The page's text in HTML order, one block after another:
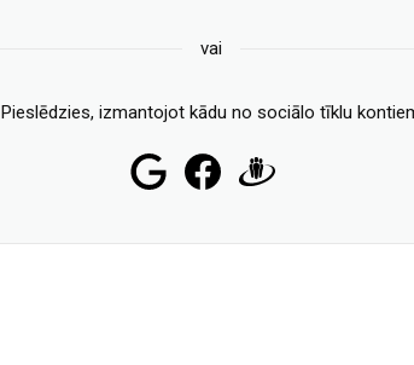
vai
Pieslēdzies, izmantojot kādu no sociālo tīklu